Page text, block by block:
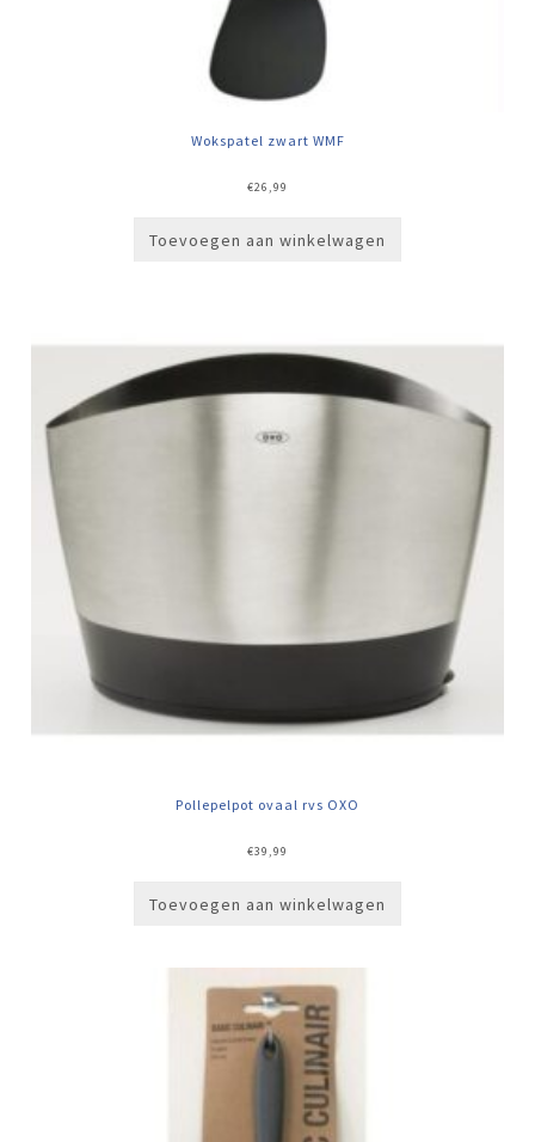
Wokspatel zwart WMF
€26,99
Toevoegen aan winkelwagen
Pollepelpot ovaal rvs OXO
€39,99
Toevoegen aan winkelwagen